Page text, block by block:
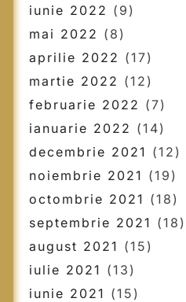
iunie 2022 (9)
mai 2022 (8)
aprilie 2022 (17)
martie 2022 (12)
februarie 2022 (7)
ianuarie 2022 (14)
decembrie 2021 (12)
noiembrie 2021 (19)
octombrie 2021 (18)
septembrie 2021 (18)
august 2021 (15)
iulie 2021 (13)
iunie 2021 (15)